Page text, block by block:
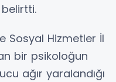
belirtti.
Sosyal Hizmetler İl
bir psikoloğun
ağır yaralandığı